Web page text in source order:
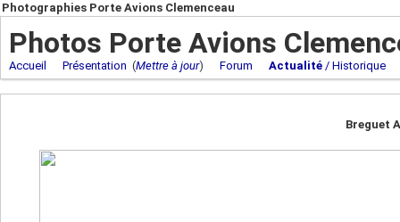
Photographies Porte Avions Clemenceau
Photos Porte Avions
Accueil Présentation (Mettre à jour) Forum Actualité / Historique
Breguet